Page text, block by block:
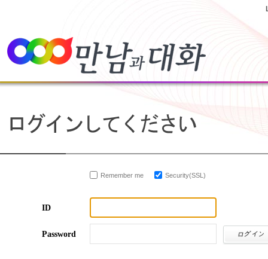
Remember me Security(SSL)
ID
Password